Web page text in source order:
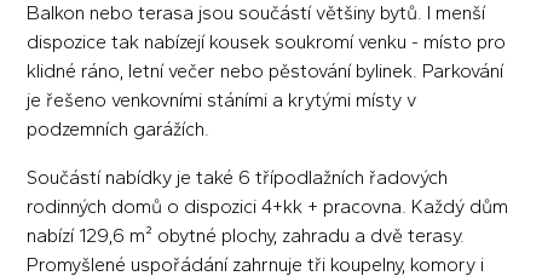
Balkon nebo terasa jsou součástí většiny bytů. I menší
dispozice tak nabízejí kousek soukromí venku - místo pro
klidné ráno, letní večer nebo pěstování bylinek. Parkování
je řešeno venkovními stáními a krytými místy v
podzemních garážích.
Součástí nabídky je také 6 třípodlažních řadových
rodinných domů o dispozici 4+kk + pracovna. Každý dům
nabízí 129,6 m² obytné plochy, zahradu a dvě terasy.
Promyšlené uspořádání zahrnuje tři koupelny, komory i